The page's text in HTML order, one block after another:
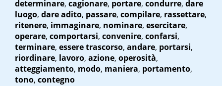
determinare, cagionare, portare, condurre, dare
luogo, dare adito, passare, compilare, rassettare,
ritenere, immaginare, nominare, esercitare,
operare, comportarsi, convenire, confarsi,
terminare, essere trascorso, andare, portarsi,
riordinare, lavoro, azione, operosità,
atteggiamento, modo, maniera, portamento,
tono, contegno